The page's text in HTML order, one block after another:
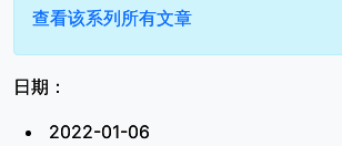
查看该系列所有文章
日期：
2022-01-06